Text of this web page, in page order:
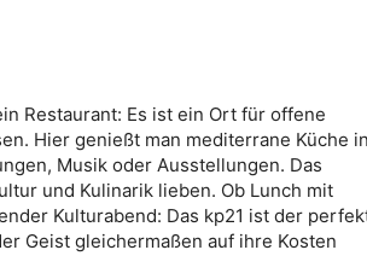
Restaurant: Es ist ein Ort für offene
Hier genießt man mediterrane Küche in
Musik oder Ausstellungen. Das
und Kulinarik lieben. Ob Lunch mit
Kulturabend: Das kp21 ist der
Geist gleichermaßen auf ihre Kosten